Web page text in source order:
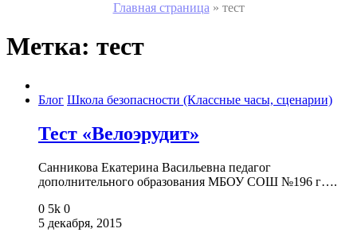
Главная страница » тест
Метка: тест
Блог Школа безопасности (Классные часы, сценарии)
Тест «Велоэрудит»
Санникова Екатерина Васильевна педагог
дополнительного образования МБОУ СОШ №196 г….
0 5k 0
5 декабря, 2015